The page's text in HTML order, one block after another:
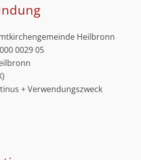
Heilbronn
0029 05
+ Verwendungszweck